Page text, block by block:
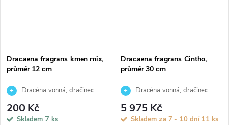
Dracaena fragrans kmen mix,
průměr 12 cm
Dracéna vonná, dračinec
200 Kč
Skladem 7 ks
Dracaena fragrans Cintho,
průměr 30 cm
Dracéna vonná, dračinec
5 975 Kč
Skladem za 7 - 10 dní 11 ks